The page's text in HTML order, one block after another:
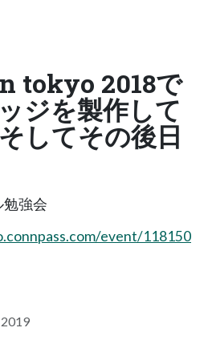
tokyo 2018で
ジを製作して
してその後日
強会
event/118150